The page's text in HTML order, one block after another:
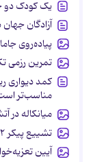
یک کودک دو
آزادگان
پیاده‌روی
تمرین رزمی
کمد دیواری
مناسب‌تر
میانکاله در
تشییع پیکر ۱۱۲ شهید در غزه پس از ۳ سال زیر آوار ماندن
آیین